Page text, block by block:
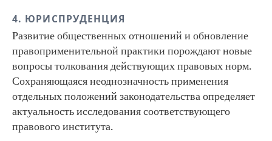
4. ЮРИСПРУДЕНЦИЯ
Развитие общественных отношений и обновление
правоприменительной практики порождают новые
вопросы толкования действующих правовых норм.
Сохраняющаяся неоднозначность применения
отдельных положений законодательства определяет
актуальность исследования соответствующего
правового института.